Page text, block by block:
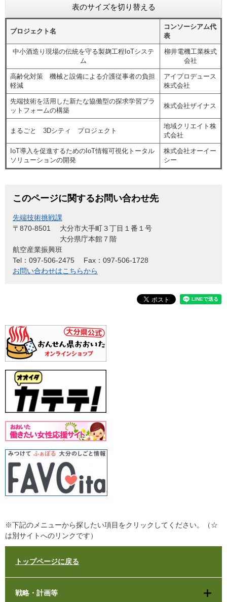
表のサイズを切り替える
プロジェクト名
コンソーシアム代
表
中小酒造り現場の伝統を守る製麹工程IoTシステ
ム
柳井電機工業株式
会社
高齢化対策 機械と設備による介護従事者の負担
軽減
アイプロデュース
株式会社
先端技術を活用した新たな協働型の探求学習プラ
ットフォームの構築
株式会社ザイナス
まるごと 3Dシティ プロジェクト
地域クリエイト株
式会社
IoT導入を促進するためのIoT情報可視化トータル
ソリューションの開発
株式会社オーイー
シー
このページに関するお問い合わせ先
先端技術挑戦課
〒870-8501
大分市大手町３丁目１番１号
大分県庁本館７階
航空産業振興班
Tel：097-506-2475
Fax：097-506-1728
お問い合わせはこちらから
※下記のメニューから探したい項目をクリックしてください。（☆
は別サイトへのリンクです）
トップページに戻る
戦略・計画等